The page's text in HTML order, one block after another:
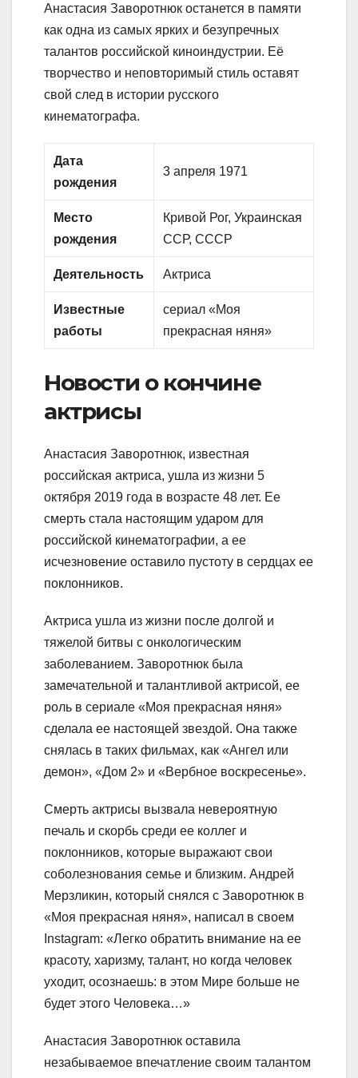
Анастасия Заворотнюк останется в памяти
как одна из самых ярких и безупречных
талантов российской киноиндустрии. Её
творчество и неповторимый стиль оставят
свой след в истории русского
кинематографа.
Дата
рождения
3 апреля 1971
Место
рождения
Кривой Рог, Украинская
ССР, СССР
Деятельность Актриса
Известные
работы
сериал «Моя
прекрасная няня»
Новости о кончине
актрисы
Анастасия Заворотнюк, известная
российская актриса, ушла из жизни 5
октября 2019 года в возрасте 48 лет. Ее
смерть стала настоящим ударом для
российской кинематографии, а ее
исчезновение оставило пустоту в сердцах ее
поклонников.
Актриса ушла из жизни после долгой и
тяжелой битвы с онкологическим
заболеванием. Заворотнюк была
замечательной и талантливой актрисой, ее
роль в сериале «Моя прекрасная няня»
сделала ее настоящей звездой. Она также
снялась в таких фильмах, как «Ангел или
демон», «Дом 2» и «Вербное воскресенье».
Смерть актрисы вызвала невероятную
печаль и скорбь среди ее коллег и
поклонников, которые выражают свои
соболезнования семье и близким. Андрей
Мерзликин, который снялся с Заворотнюк в
«Моя прекрасная няня», написал в своем
Instagram: «Легко обратить внимание на ее
красоту, харизму, талант, но когда человек
уходит, осознаешь: в этом Мире больше не
будет этого Человека…»
Анастасия Заворотнюк оставила
незабываемое впечатление своим талантом